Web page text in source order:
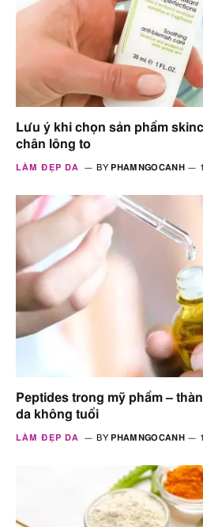
Lưu ý khi chọn sản phẩm
chân lông to
LÀM ĐẸP DA BY PHAMNGOCANH
Peptides trong mỹ phẩm –
da không tuổi
LÀM ĐẸP DA BY PHAMNGOCANH